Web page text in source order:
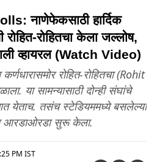
नाणेफेकसाठी हार्दिक
रोहित-रोहितचा केला जल्लोष,
व्हायरल (Watch Video)
रोहित-रोहितचा (Rohit
या सामन्यासाठी दोन्ही संघांचे
येताच. तसंच स्टेडियममध्ये बसलेल्या
आरडाओरडा सुरू केला.
PM IST